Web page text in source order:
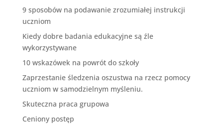
9 sposobów na podawanie zrozumiałej instrukcji
uczniom
Kiedy dobre badania edukacyjne są źle
wykorzystywane
10 wskazówek na powrót do szkoły
Zaprzestanie śledzenia oszustwa na rzecz pomocy
uczniom w samodzielnym myśleniu.
Skuteczna praca grupowa
Ceniony postęp